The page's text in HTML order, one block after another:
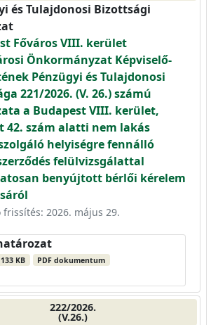
és Tulajdonosi Bizottsági
Főváros VIII. kerület
Önkormányzat Képviselő-
Pénzügyi és Tulajdonosi
221/2026. (V. 26.) számú
a Budapest VIII. kerület,
42. szám alatti nem lakás
helyiségre fennálló
felülvizsgálattal
benyújtott bérlői kérelem
frissítés: 2026. május 29.
133 KB PDF dokumentum
222/2026.
(V.26.)